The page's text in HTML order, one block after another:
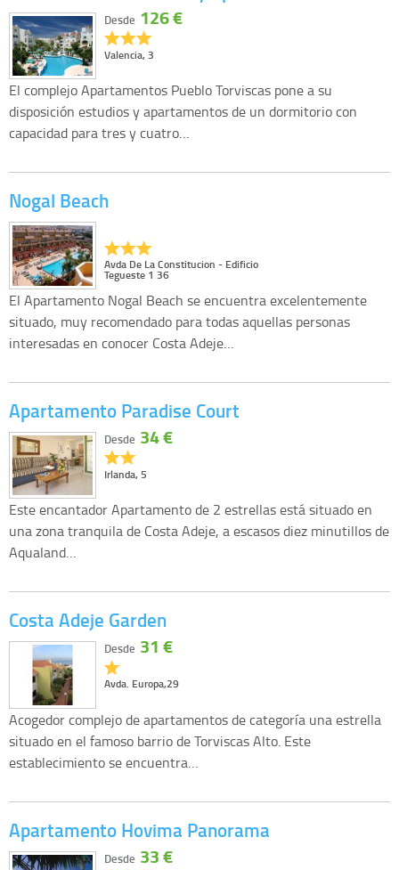
Valencia, 3
Desde 126 €
El complejo Apartamentos Pueblo Torviscas pone a su
disposición estudios y apartamentos de un dormitorio con
capacidad para tres y cuatro…
Nogal Beach
Avda De La Constitucion - Edificio
Tegueste 1 36
El Apartamento Nogal Beach se encuentra excelentemente
situado, muy recomendado para todas aquellas personas
interesadas en conocer Costa Adeje…
Apartamento Paradise Court
Irlanda, 5
Desde 34 €
Este encantador Apartamento de 2 estrellas está situado en
una zona tranquila de Costa Adeje, a escasos diez minutillos de
Aqualand…
Costa Adeje Garden
Avda. Europa,29
Desde 31 €
Acogedor complejo de apartamentos de categoría una estrella
situado en el famoso barrio de Torviscas Alto. Este
establecimiento se encuentra…
Apartamento Hovima Panorama
Desde 33 €